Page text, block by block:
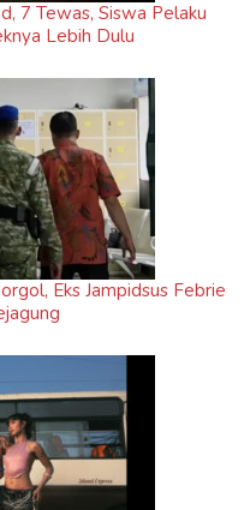
7 Tewas, Siswa Pelaku
Lebih Dulu
Eks Jampidsus Febrie